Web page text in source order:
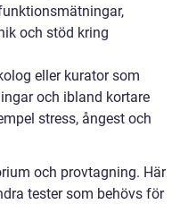
och stöd kring
eller kurator som
och ibland kortare
stress, ångest och
och provtagning. Här
tester som behövs för